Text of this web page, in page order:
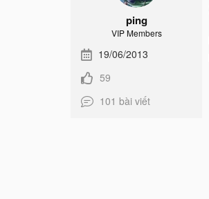
ping
VIP Members
19/06/2013
59
101 bài viết